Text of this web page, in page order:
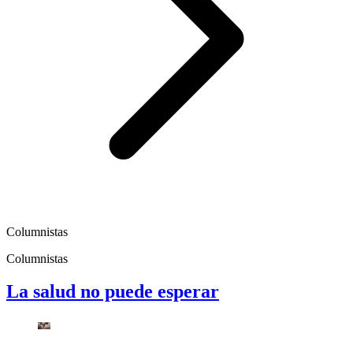
Columnistas
Columnistas
La salud no puede esperar